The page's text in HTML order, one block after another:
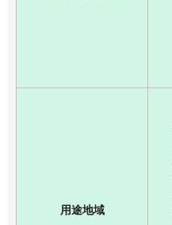
用途地域